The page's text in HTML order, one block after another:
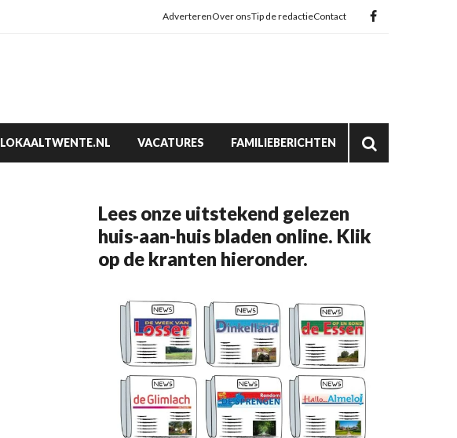
AdverterenOver onsTip de redactieContact
LOKAALTWENTE.NL VACATURES FAMILIEBERICHTEN
Lees onze uitstekend gelezen
huis-aan-huis bladen online. Klik
op de kranten hieronder.